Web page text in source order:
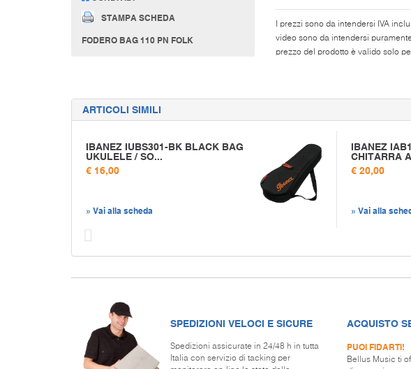
STAMPA SCHEDA
FODERO BAG 110 PN FOLK
I prezzi sono da intendersi IVA
video sono da intendersi
prezzo del prodotto è valido solo
ARTICOLI SIMILI
IBANEZ IUBS301-BK BLACK BAG
UKULELE / SO...
€ 16,00
» Vai alla scheda
IBANEZ
CHITARRA
€ 20,00
» Vai alla
SPEDIZIONI VELOCI E SICURE
Spedizioni assicurate in 24/48 h in tutta
Italia con servizio di tacking per
ACQUISTO
PUOI FIDARTI!
Bellus Music ti